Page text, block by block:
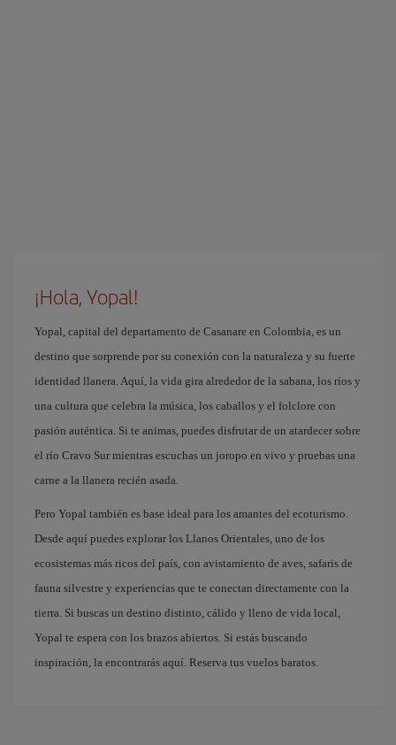
¡Hola, Yopal!
Yopal, capital del departamento de Casanare en Colombia, es un
destino que sorprende por su conexión con la naturaleza y su fuerte
identidad llanera. Aquí, la vida gira alrededor de la sabana, los ríos y
una cultura que celebra la música, los caballos y el folclore con
pasión auténtica. Si te animas, puedes disfrutar de un atardecer sobre
el río Cravo Sur mientras escuchas un joropo en vivo y pruebas una
carne a la llanera recién asada.
Pero Yopal también es base ideal para los amantes del ecoturismo.
Desde aquí puedes explorar los Llanos Orientales, uno de los
ecosistemas más ricos del país, con avistamiento de aves, safaris de
fauna silvestre y experiencias que te conectan directamente con la
tierra. Si buscas un destino distinto, cálido y lleno de vida local,
Yopal te espera con los brazos abiertos. Si estás buscando
inspiración, la encontrarás aquí. Reserva tus vuelos baratos.